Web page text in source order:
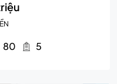
80 5